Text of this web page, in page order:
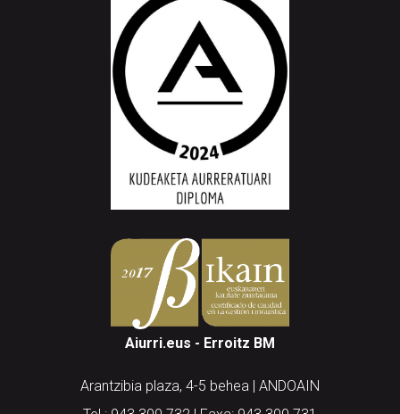
Aiurri.eus - Erroitz BM
Arantzibia plaza, 4-5 behea | ANDOAIN